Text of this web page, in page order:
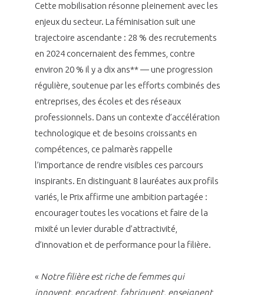
Cette mobilisation résonne pleinement avec les
enjeux du secteur. La féminisation suit une
trajectoire ascendante : 28 % des recrutements
en 2024 concernaient des femmes, contre
environ 20 % il y a dix ans** — une progression
régulière, soutenue par les efforts combinés des
entreprises, des écoles et des réseaux
professionnels. Dans un contexte d’accélération
technologique et de besoins croissants en
compétences, ce palmarès rappelle
l’importance de rendre visibles ces parcours
inspirants. En distinguant 8 lauréates aux profils
variés, le Prix affirme une ambition partagée :
encourager toutes les vocations et faire de la
mixité un levier durable d’attractivité,
d’innovation et de performance pour la filière.
« Notre filière est riche de femmes qui
innovent, encadrent, fabriquent, enseignent